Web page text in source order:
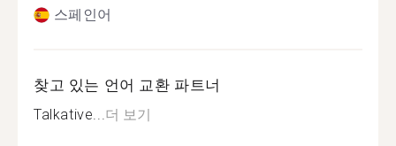
스페인어
찾고 있는 언어 교환 파트너
Talkative...더 보기